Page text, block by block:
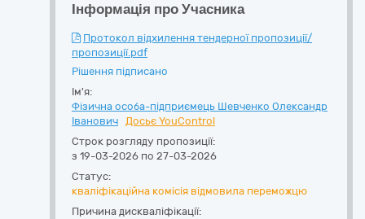
Інформація про Учасника
Протокол відхилення тендерної пропозиції/
пропозиції.pdf
Рішення підписано
Ім'я:
Фізична особа-підприємець Шевченко Олександр
Іванович Досьє YouControl
Строк розгляду пропозиції:
з 19-03-2026 по 27-03-2026
Статус:
кваліфікаційна комісія відмовила переможцю
Причина дискваліфікації: